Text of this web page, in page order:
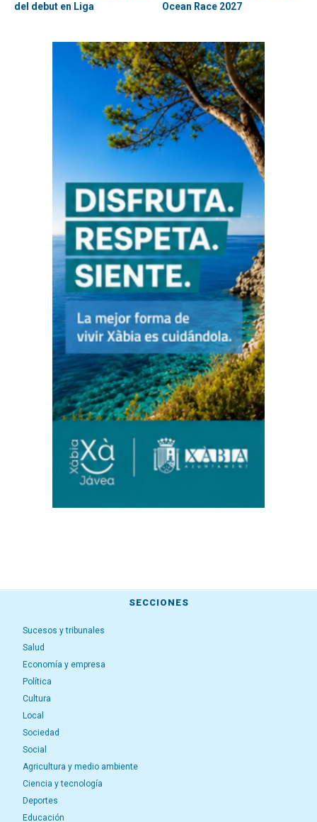
del debut en Liga
Ocean Race 2027
SECCIONES
Sucesos y tribunales
Salud
Economía y empresa
Política
Cultura
Local
Sociedad
Social
Agricultura y medio ambiente
Ciencia y tecnología
Deportes
Educación